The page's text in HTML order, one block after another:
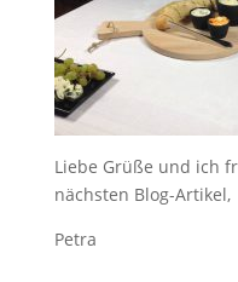
Liebe Grüße und ich
nächsten Blog-Artikel,
Petra